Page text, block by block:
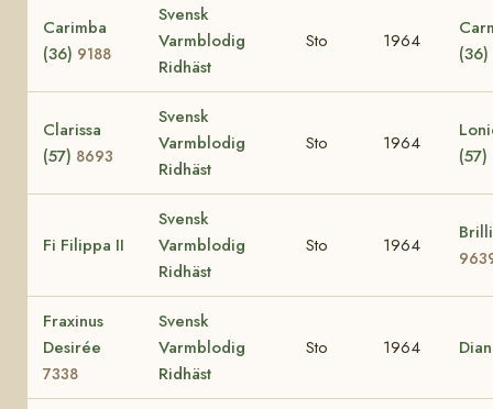
Carimba
(36) 9188
Svensk
Varmblodig
Ridhäst
Sto 1964
(36)
Clarissa
(57) 8693
Svensk
Varmblodig
Ridhäst
Sto 1964
(57)
Fi Filippa II
Svensk
Varmblodig
Ridhäst
Sto 1964
Fraxinus
Desirée
7338
Svensk
Varmblodig
Ridhäst
Sto 1964